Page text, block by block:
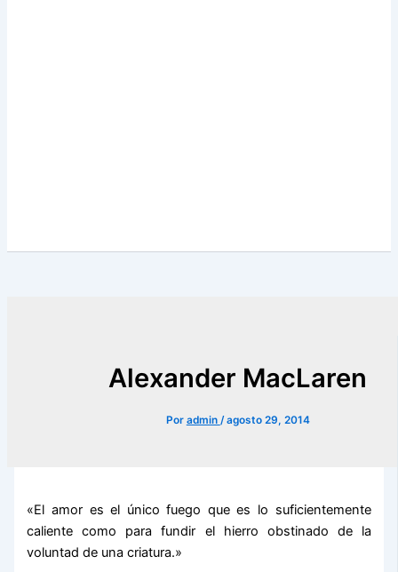
Alexander MacLaren
Por admin /agosto 29, 2014
«El amor es el único fuego que es lo suficientemente
caliente como para fundir el hierro obstinado de la
voluntad de una criatura.»